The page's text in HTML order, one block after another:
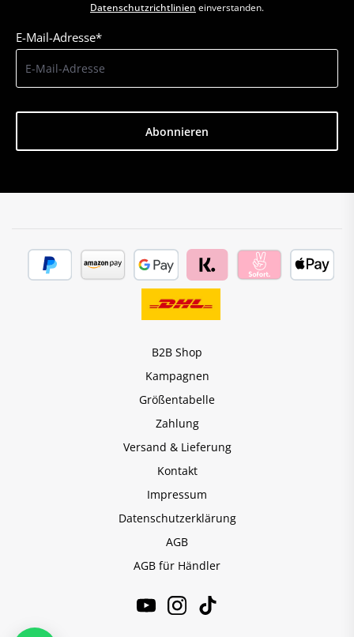
Datenschutzrichtlinien einverstanden.
E-Mail-Adresse*
Abonnieren
B2B Shop
Kampagnen
Größentabelle
Zahlung
Versand & Lieferung
Kontakt
Impressum
Datenschutzerklärung
AGB
AGB für Händler